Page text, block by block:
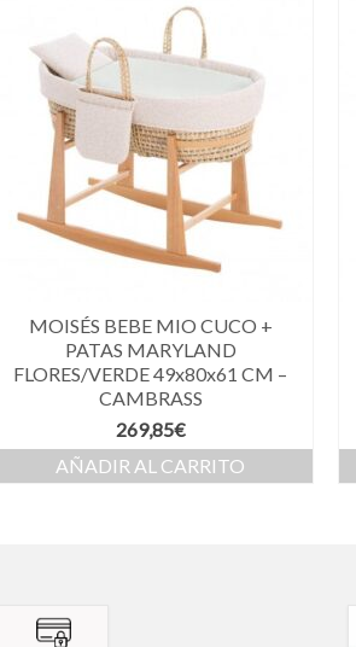
MOISÉS BEBE MIO CUCO +
PATAS MARYLAND
FLORES/VERDE 49x80x61 CM –
CAMBRASS
269,85€
AÑADIR AL CARRITO